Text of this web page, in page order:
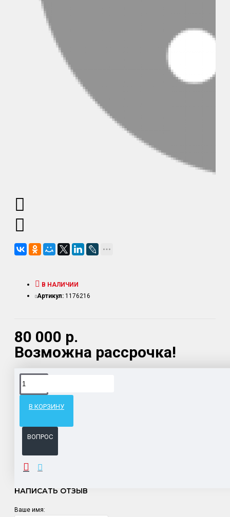
80 000 р.
Возможна рассрочка!
В НАЛИЧИИ
Артикул: 1176216
В КОРЗИНУ
ВОПРОС
Доставка товара по всему Таможенному союзу.
ОТЗЫВЫ
НАПИСАТЬ ОТЗЫВ
Ваше имя: